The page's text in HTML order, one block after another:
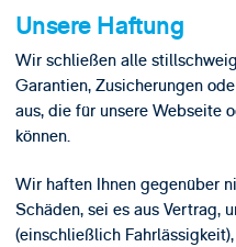
Unsere Haftung
Wir schließen alle
Garantien, Zusicherungen
aus, die für unsere Webseite
können.
Wir haften Ihnen gegenüber
Schäden, sei es aus Vertrag,
(einschließlich